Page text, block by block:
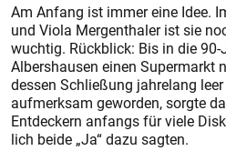
Am Anfang ist immer eine Idee.
und Viola Mergenthaler ist sie
wuchtig. Rückblick: Bis in die 90-
Albershausen einen Supermarkt
dessen Schließung jahrelang
aufmerksam geworden, sorgte
Entdeckern anfangs für viele
lich beide „Ja“ dazu sagten.